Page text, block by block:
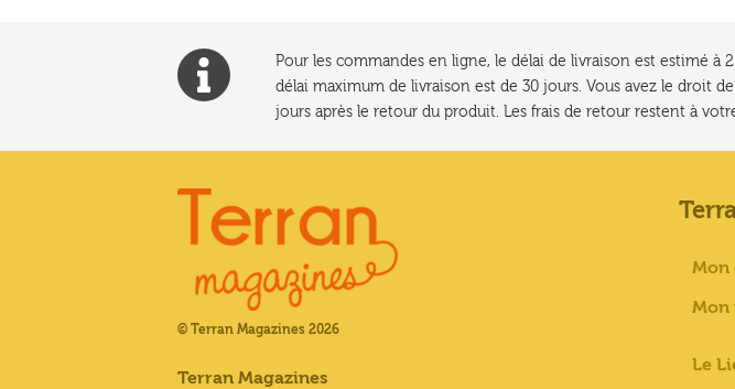
Pour les commandes en ligne, le délai de livraison est estimé à
délai maximum de livraison est de 30 jours. Vous avez le droit
jours après le retour du produit. Les frais de retour restent à
© Terran Magazines 2026
Terran Magazines
Mon
Mon
Le